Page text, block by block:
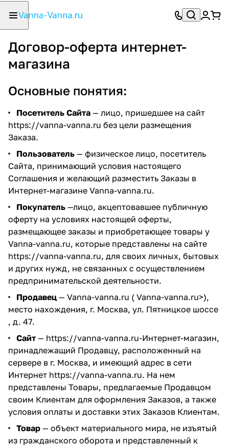
Договор-оферта интернет-
магазина
Основные понятия:
Посетитель Сайта — лицо, пришедшее на сайт
https://vanna-vanna.ru без цели размещения
Заказа.
Пользователь — физическое лицо, посетитель
Сайта, принимающий условия настоящего
Соглашения и желающий разместить Заказы в
Интернет-магазине Vanna-vanna.ru.
Покупатель —лицо, акцептовавшее публичную
оферту на условиях настоящей оферты,
размещающее заказы и приобретающее товары у
Vanna-vanna.ru, которые представлены на сайте
https://vanna-vanna.ru, для своих личных, бытовых
и других нужд, не связанных с осуществлением
предпринимательской деятельности.
Продавец — Vanna-vanna.ru ( Vanna-vanna.ru>),
место нахождения, г. Москва, ул. Пятницкое шоссе
, д. 47.
Сайт — https://vanna-vanna.ru-Интернет-магазин,
принадлежащий Продавцу, расположенный на
сервере в г. Москва, и имеющий адрес в сети
Интернет https://vanna-vanna.ru. На нем
представлены Товары, предлагаемые Продавцом
своим Клиентам для оформления Заказов, а также
условия оплаты и доставки этих Заказов Клиентам.
Товар — объект материального мира, не изъятый
из гражданского оборота и представленный к